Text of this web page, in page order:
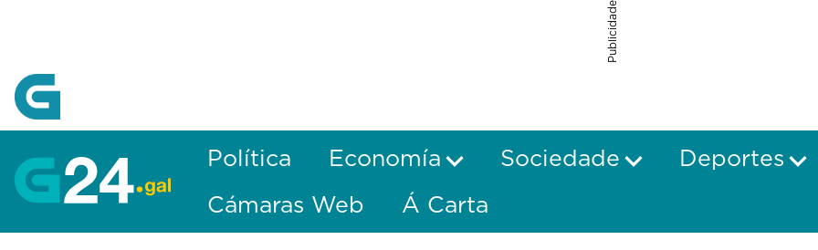
Publicidade
Política Economía Sociedade Deportes
Cámaras Web
Á Carta